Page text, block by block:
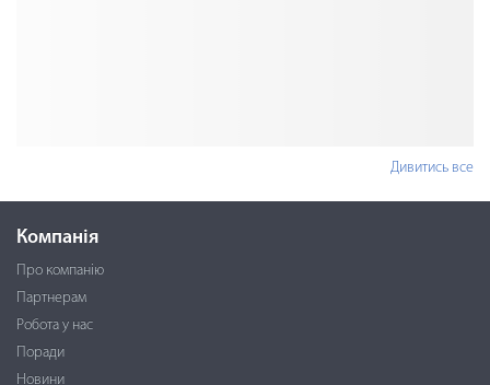
Дивитись все
Компанія
Про компанію
Партнерам
Робота у нас
Поради
Новини